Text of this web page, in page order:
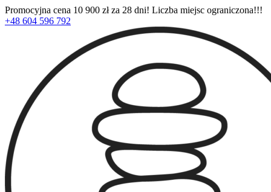
Promocyjna cena 10 900 zł za 28 dni! Liczba miejsc ograniczona!!!
+48 604 596 792